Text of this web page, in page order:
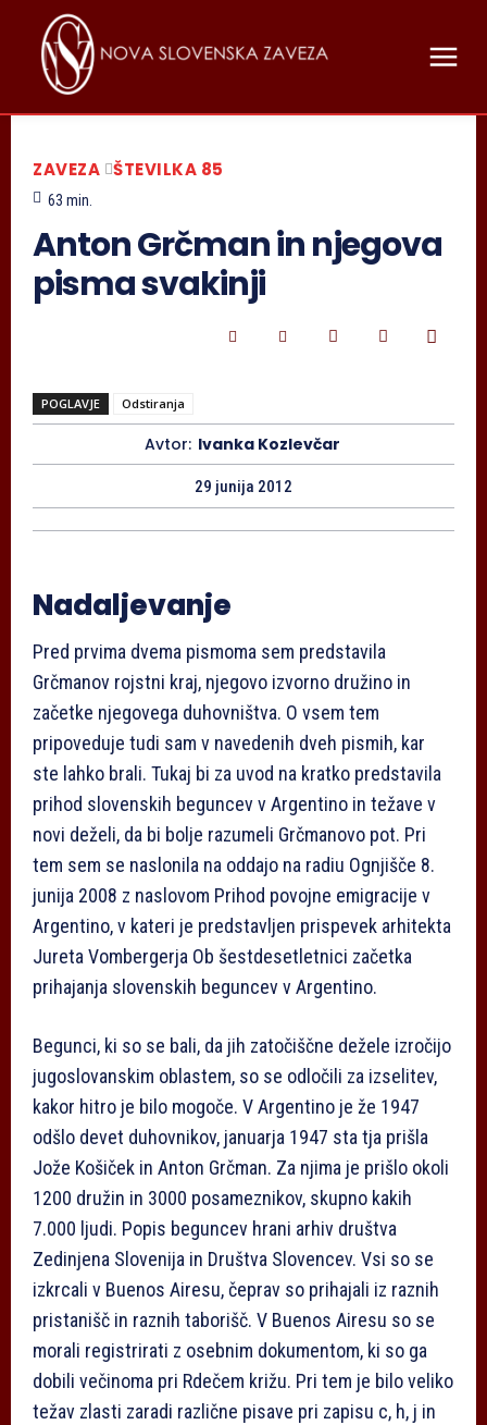
ZAVEZA ŠTEVILKA 85
63 min.
Anton Grčman in njegova
pisma svakinji
POGLAVJE Odstiranja
Avtor: Ivanka Kozlevčar
29 junija 2012
Nadaljevanje
Pred prvima dvema pismoma sem predstavila
Grčmanov rojstni kraj, njegovo izvorno družino in
začetke njegovega duhovništva. O vsem tem
pripoveduje tudi sam v navedenih dveh pismih, kar
ste lahko brali. Tukaj bi za uvod na kratko predstavila
prihod slovenskih beguncev v Argentino in težave v
novi deželi, da bi bolje razumeli Grčmanovo pot. Pri
tem sem se naslonila na oddajo na radiu Ognjišče 8.
junija 2008 z naslovom Prihod povojne emigracije v
Argentino, v kateri je predstavljen prispevek arhitekta
Jureta Vombergerja Ob šestdesetletnici začetka
prihajanja slovenskih beguncev v Argentino.
Begunci, ki so se bali, da jih zatočiščne dežele izročijo
jugoslovanskim oblastem, so se odločili za izselitev,
kakor hitro je bilo mogoče. V Argentino je že 1947
odšlo devet duhovnikov, januarja 1947 sta tja prišla
Jože Košiček in Anton Grčman. Za njima je prišlo okoli
1200 družin in 3000 posameznikov, skupno kakih
7.000 ljudi. Popis beguncev hrani arhiv društva
Zedinjena Slovenija in Društva Slovencev. Vsi so se
izkrcali v Buenos Airesu, čeprav so prihajali iz raznih
pristanišč in raznih taborišč. V Buenos Airesu so se
morali registrirati z osebnim dokumentom, ki so ga
dobili večinoma pri Rdečem križu. Pri tem je bilo veliko
težav zlasti zaradi različne pisave pri zapisu c, h, j in